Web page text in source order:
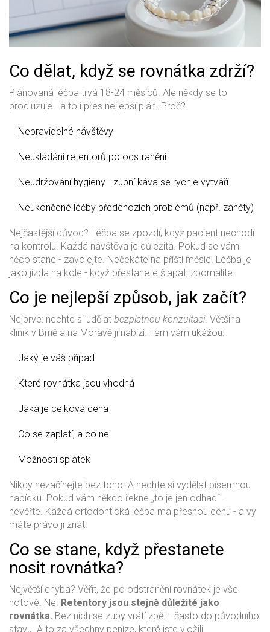
Co dělat, když se rovnátka zdrží?
Plánovaná léčba trvá 18-24 měsíců. Ale někdy se to
prodlužuje - a to i přes nejlepší plán. Proč?
Nepravidelné návštěvy
Neukládání retentorů po odstranění
Neudržování hygieny - zubní káva se rychle vytváří
Neukončené léčby předchozích problémů (např. záněty)
Nejčastější důvod? Léčba se zpozdí, když pacient nechodí
na kontrolu. Každá návštěva je důležitá. Pokud se vám
něco stane - zavolejte. Nečekáte na příští měsíc. Léčba je
jako jízda na kole - když přestanete šlapat, zpomalíte.
Co je nejlepší způsob, jak začít?
Nejprve: nechte si udělat bezplatnou konzultaci. Většina
klinik v Brně a na Moravě ji nabízí. Tam vám ukážou:
Jaký je váš případ
Které rovnátka jsou vhodná
Jaká je celková cena
Co se zaplatí, a co ne
Možnosti splátek
Nikdy nezačínejte bez toho. A nechte si vydělat písemnou
nabídku. Pokud vám někdo řekne „to je jen odhad“ -
nevěřte. Každá ortodontická léčba má přesnou cenu - a vy
máte právo ji znát.
Co se stane, když přestanete
nosit rovnátka?
Největší chyba? Věřit, že po odstranění rovnátek je vše
hotové. Ne. Retentory jsou stejně důležité jako
rovnátka. Bez nich se zuby vrátí zpět - často do původního
stavu. A to za všechny peníze, které jste vložili.